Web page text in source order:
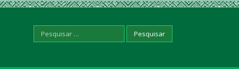
Pesquisar